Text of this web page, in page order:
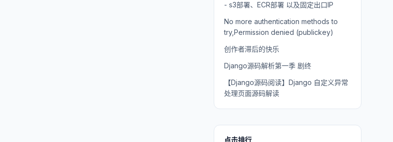
- s3部署、ECR部署 以及固定出口IP
No more authentication methods to
try,Permission denied (publickey)
创作者滞后的快乐
Django源码解析第一季 剧终
【Django源码阅读】Django 自定义异常
处理页面源码解读
点击排行